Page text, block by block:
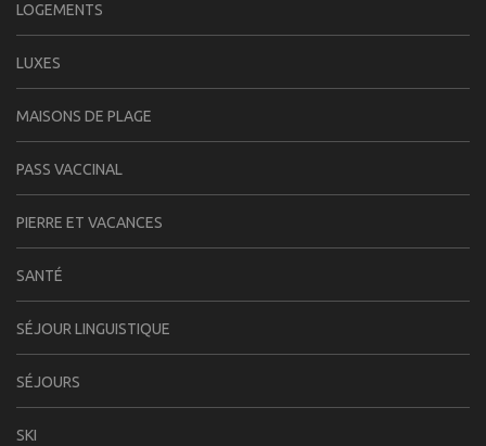
LOGEMENTS
LUXES
MAISONS DE PLAGE
PASS VACCINAL
PIERRE ET VACANCES
SANTÉ
SÉJOUR LINGUISTIQUE
SÉJOURS
SKI